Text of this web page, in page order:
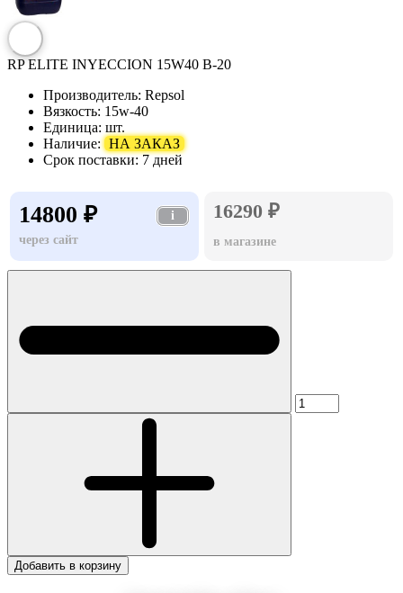
RP ELITE INYECCION 15W40 B-20
Производитель: Repsol
Вязкость: 15w-40
Единица: шт.
Наличие: НА ЗАКАЗ
Срок поставки: 7 дней
14800 ₽
i
через сайт
16290 ₽
в магазине
Добавить в корзину